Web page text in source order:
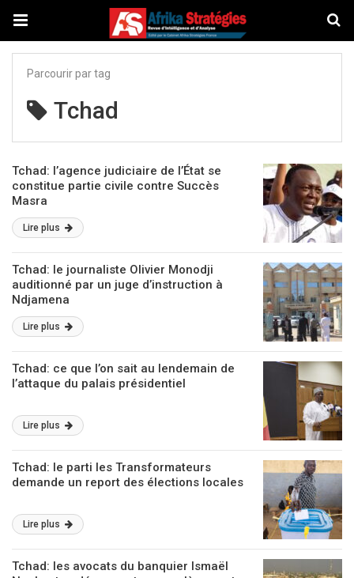
Parcourir par tag
Tchad
Tchad: l’agence judiciaire de l’État se
constitue partie civile contre Succès
Masra
Lire plus
Tchad: le journaliste Olivier Monodji
auditionné par un juge d’instruction à
Ndjamena
Lire plus
Tchad: ce que l’on sait au lendemain de
l’attaque du palais présidentiel
Lire plus
Tchad: le parti les Transformateurs
demande un report des élections locales
Lire plus
Tchad: les avocats du banquier Ismaël